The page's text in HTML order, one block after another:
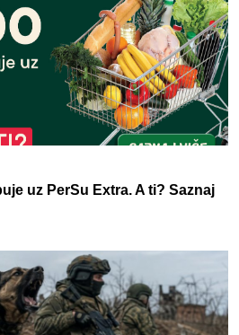
uz PerSu Extra. A ti? Saznaj